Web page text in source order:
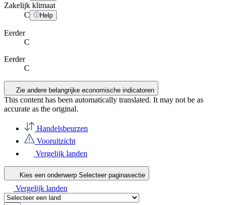
Zakelijk klimaat
C
Help
Eerder
C
Eerder
C
Zie andere belangrijke economische indicatoren
This content has been automatically translated. It may not be as
accurate as the original.
Handelsbeurzen
Vooruitzicht
Vergelijk landen
Kies een onderwerp Selecteer paginasectie
Vergelijk landen